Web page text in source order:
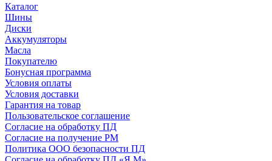
Каталог
Шины
Диски
Аккумуляторы
Масла
Покупателю
Бонусная программа
Условия оплаты
Условия доставки
Гарантия на товар
Пользовательское соглашение
Согласие на обработку ПД
Согласие на получение РМ
Политика ООО безопасности ПД